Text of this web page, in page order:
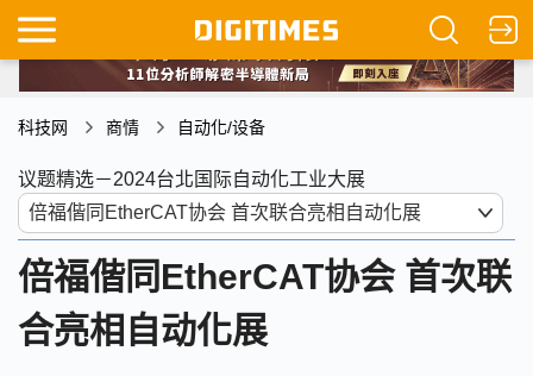
科技网 商情 自动化/设备
议题精选－2024台北国际自动化工业大展
倍福偕同EtherCAT协会 首次联
合亮相自动化展